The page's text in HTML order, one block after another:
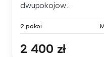
dwupokojow...
2 pokoi
2 400 zł